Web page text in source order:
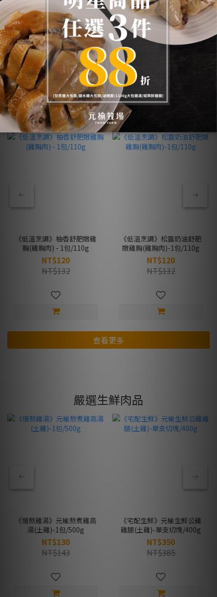
查看更多
舒肥嫩雞胸
《低溫烹調》柚香舒肥嫩雞
胸(雞胸肉) - 1包/110g
NT$120
NT$132
《低溫烹調》松露奶油舒肥
嫩雞胸(雞胸肉)-1包/110g
NT$120
NT$132
查看更多
嚴選生鮮肉品
《慢熬雞湯》元榆熬煮雞高
湯(土雞)-1包/500g
NT$130
NT$143
《宅配生鮮》元榆生鮮公雞
雞腿(土雞)-單支切塊/400g
NT$350
NT$385